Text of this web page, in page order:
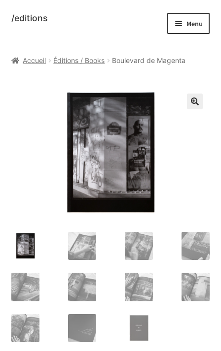
Aller
navigation
Aller
/editions
Menu
Validation de la commande
Accueil Éditions / Books Boulevard de Magenta